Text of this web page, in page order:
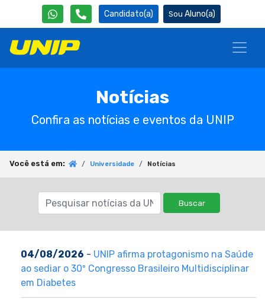
Candidato(a) Aluno(a)
Notícias
Confira as notícias e eventos da UNIP
Você está em: Universidade Notícias
Buscar
04/08/2026 - UNIP afirma protagonismo na Saúde
ao sediar o 30º Congresso Brasileiro Multidisciplinar
em Diabetes